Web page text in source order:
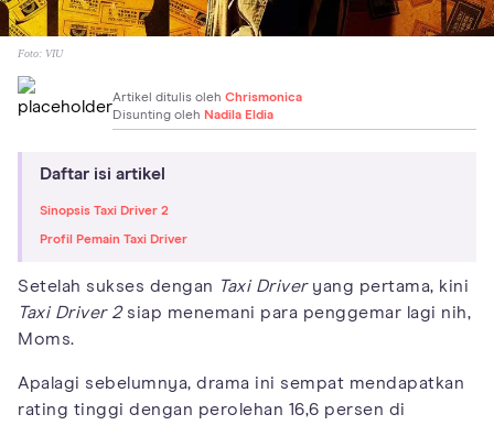
Foto: VIU
Artikel ditulis oleh Chrismonica
Disunting oleh Nadila Eldia
Daftar isi artikel
Sinopsis Taxi Driver 2
Profil Pemain Taxi Driver
Setelah sukses dengan Taxi Driveryang pertama, kini
Taxi Driver 2siap menemani para penggemar lagi nih,
Moms.
Apalagi sebelumnya, drama ini sempat mendapatkan
rating tinggi dengan perolehan 16,6 persen di